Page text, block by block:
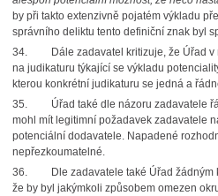
by při takto extenzivně pojatém výkladu
správního deliktu tento definiční znak byl
34.
Dále zadavatel kritizuje, že Úřad
na judikaturu týkající se výkladu
kterou konkrétní judikaturu se jedná a
35.
Úřad také dle názoru zadavatele
mohl mít legitimní požadavek zadavatele
potenciální dodavatele. Napadené
nepřezkoumatelné.
36.
Dle zadavatele také Úřad
že by byl jakýmkoli způsobem omezen